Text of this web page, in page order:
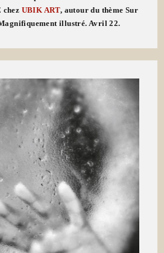
chez UBIK ART, autour du thème Sur
illustré. Avril 22.